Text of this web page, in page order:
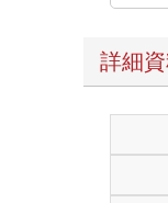
詳細